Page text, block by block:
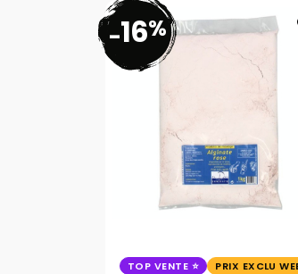
-16%
TOP VENTE
PRIX EXCLU